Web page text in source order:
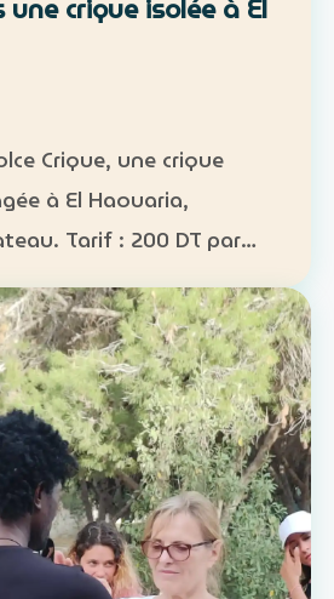
crique isolée à El
Crique, une crique
à El Haouaria,
DT par
limitée : 50
dans la crique
paddle et snorkel…